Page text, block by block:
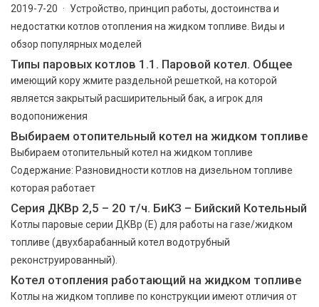
2019-7-20 · Устройство, принцип работы, достоинства и
недостатки котлов отопления на жидком топливе. Виды и
обзор популярных моделей
Типы паровых котлов 1.1. Паровой котел. Общее
имеющий кору жмите раздельной решеткой, на которой
является закрытый расширительный бак, а игрок для
водопонижения
Выбираем отопительный котел на жидком топливе
Выбираем отопительный котел на жидком топливе
Содержание: Разновидности котлов на дизельном топливе
которая работает
Серия ДКВр 2,5 – 20 т/ч. БиКЗ – Бийский Котельный
Котлы паровые серии ДКВр (Е) для работы на газе/жидком
топливе (двухбарабанный котел водотрубный
реконструированный).
Котел отопления работающий на жидком топливе
Котлы на жидком топливе по конструкции имеют отличия от